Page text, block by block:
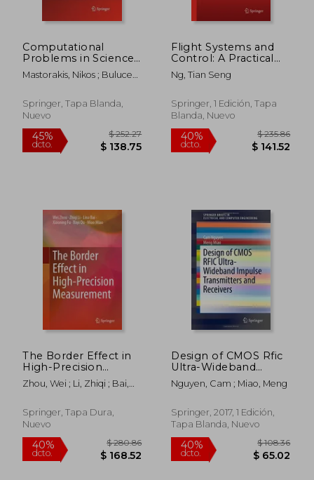
40%
dcto.
45%
dcto.
Computational
Problems in Science
and Engineering (en
Inglés)
Mastorakis, Nikos ; Bulucea,
Springer, Tapa Blanda,
Nuevo
Flight Systems and
Control: A Practical
Approach (en Inglés)
Ng, Tian Seng
Springer, 1 Edición, Tapa
Blanda, Nuevo
The Border Effect in
High-Precision
Measurement (en
Inglés)
Zhou, Wei ; Li, Zhiqi ; Bai,
Springer, Tapa Dura,
Nuevo
Design of CMOS Rfic
Ultra-Wideband
Impulse Transmitters
and Receivers (en
Nguyen, Cam ; Miao, Meng
Springer, 2017, 1 Edición,
Tapa Blanda, Nuevo